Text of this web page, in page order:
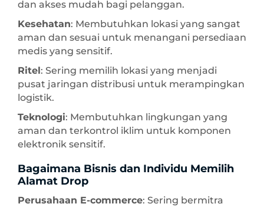
dan akses mudah bagi pelanggan.
Kesehatan: Membutuhkan lokasi yang sangat
aman dan sesuai untuk menangani persediaan
medis yang sensitif.
Ritel : Sering memilih lokasi yang menjadi
pusat jaringan distribusi untuk merampingkan
logistik.
Teknologi: Membutuhkan lingkungan yang
aman dan terkontrol iklim untuk komponen
elektronik sensitif.
Bagaimana Bisnis dan Individu Memilih
Alamat Drop
Perusahaan E-commerce: Sering bermitra